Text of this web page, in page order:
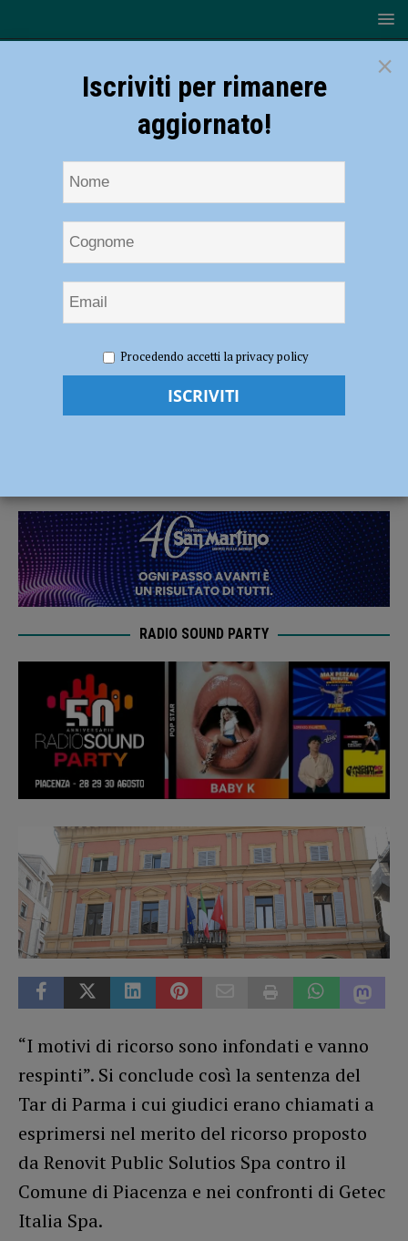
respinge il ricorso contro il Comune di Piacenza
Gestione calore, il Tar respinge il ricorso
RADIO SOUND PARTY
“I motivi di ricorso sono infondati e vanno
respinti”. Si conclude così la sentenza del
Tar di Parma i cui giudici erano chiamati a
esprimersi nel merito del ricorso proposto
da Renovit Public Solutios Spa contro il
Comune di Piacenza e nei confronti di Getec
Italia Spa.
×
Iscriviti per rimanere
aggiornato!
Procedendo accetti la privacy policy